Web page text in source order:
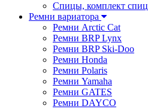
Спицы, комплект спиц
Ремни вариатора
Ремни Arctic Cat
Ремни BRP Lynx
Ремни BRP Ski-Doo
Ремни Honda
Ремни Polaris
Ремни Yamaha
Ремни GATES
Ремни DAYCO